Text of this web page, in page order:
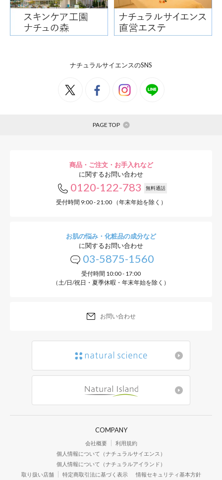
ナチュラルサイエンスのSNS
PAGE TOP
商品・ご注文・お手入れなど
に関するお問い合わせ
0120-122-783 無料通話
受付時間 9:00 - 21:00 （年末年始を除く）
お肌の悩み・化粧品の成分など
に関するお問い合わせ
03-5875-1560
受付時間 10:00 - 17:00
（土/日/祝日・夏季休暇・年末年始を除く）
お問い合わせ
COMPANY
会社概要
利用規約
個人情報について（ナチュラルサイエンス）
個人情報について（ナチュラルアイランド）
取り扱い店舗
特定商取引法に基づく表示 情報セキュリティ基本方針